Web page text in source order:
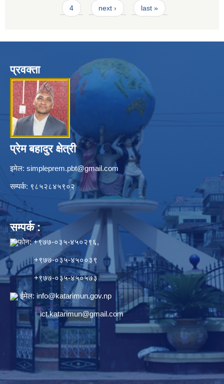
4 next › last »
प्रवक्ता
प्रेम बहादुर क्षेत्री
इमेल: simpleprem.pbt@gmail.com
सम्पर्क: ९८५२८४५९०२
सम्पर्क :
फोन: +९७७-०३५-४५०२९६,
+९७७-०३५-४५००३९
+९७७-०३५-४५०५७३
ईमेल: info@katarimun.gov.np
ict.katarimun@gmail.com